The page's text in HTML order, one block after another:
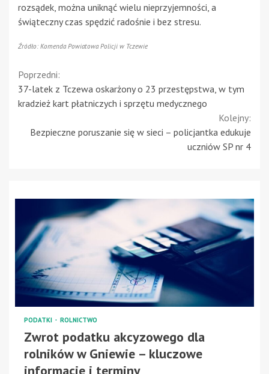
rozsądek, można uniknąć wielu nieprzyjemności, a
świąteczny czas spędzić radośnie i bez stresu.
Źródło: Komenda Powiatowa Policji w Tczewie
Continue
Reading
Poprzedni:
37-latek z Tczewa oskarżony o 23 przestępstwa, w tym
kradzież kart płatniczych i sprzętu medycznego
Kolejny:
Bezpieczne poruszanie się w sieci – policjantka edukuje
uczniów SP nr 4
PODATKI ROLNICTWO
Zwrot podatku akcyzowego dla
rolników w Gniewie – kluczowe
informacje i terminy